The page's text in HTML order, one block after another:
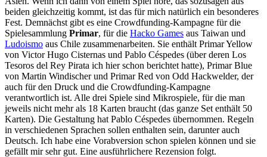
beiden gleichzeitig kommt, ist das für mich natürlich ein besonderes
Fest. Demnächst gibt es eine Crowdfunding-Kampagne für die
Spielesammlung Primar, für die Hacko Games aus Taiwan und
Ludoismo aus Chile zusammenarbeiten. Sie enthält Primar Yellow
von Victor Hugo Cisternas und Pablo Céspedes (über deren Los
Tesoros del Rey Pirata ich hier schon berichtet hatte), Primar Blue
von Martin Windischer und Primar Red von Odd Hackwelder, der
auch für den Druck und die Crowdfunding-Kampagne
verantwortlich ist. Alle drei Spiele sind Mikrospiele, für die man
jeweils nicht mehr als 18 Karten braucht (das ganze Set enthält 50
Karten). Die Gestaltung hat Pablo Céspedes übernommen. Regeln
in verschiedenen Sprachen sollen enthalten sein, darunter auch
Deutsch. Ich habe eine Vorabversion schon spielen können und sie
gefällt mir sehr gut. Eine ausführlichere Rezension folgt.